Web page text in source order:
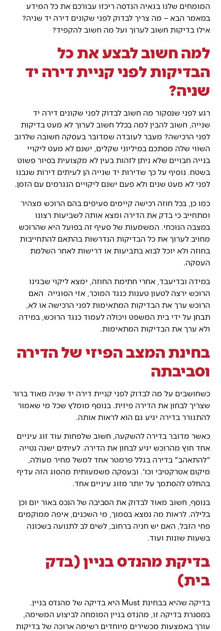
המומחים שלנו בגאיה הנדסה ריכזו עבורכם את כל המידע
במאמר הבא – מה צריך לבדוק לפני שקונים דירה יד שניה?
אילו בדיקות חשוב לערוך ועל מה חשוב להקפיד?
למה חשוב לבצע את כל
הבדיקות לפני קניית דירה יד
שניה?
רגע לפני שנסקור מה חשוב לבדוק לפני שקונים דירה יד
שנייה, חשוב להבין למה בכלל חשוב לערוך לא מעט בדיקות
לפני הרכישה? מעבר לעובדה שמדובר בעסקה חשובה שלרוב
השווי שלה מסתכם במיליוני שקלים, ישנם לא מעט ליקויי
בנייה חבויים שלא ניתן לזהות בעין לא מקצועית בסיור פשוט
בשטח. נוסיף על כך שדירות יד שנייה הן לעיתים דירות שנבנו
לפני לא מעט שנים ולא פעם ישנם ליקויים הנגרמים עם הזמן.
כמו כן, בכל חוזה רכישה קיימים סעיפים בהם הרוכש מצהיר
ומתחייב כי בדק את הדירה ומצא אותה לשביעות רצונו
במצבה הנוכחי. המשמעות של סעיף זה בפועל היא שהרוכש
מחויב לערוך את כל הבדיקות הנדרשות בהתאם להתחייבות
בחוזה ולא יוכל לבוא בתביעות או דרישות לאחר השלמת
העסקה.
במידה ובדיעבד, אחרי חתימת החוזה, ימצא ליקוי שבגינו
הרוכש ירצה לטעון טענות כנגד המוכר, אזי הסוגייה האם
הרוכש ערך את הבדיקות המתאימות לפני הרכישה או לא,
תבחן על ידי בית המשפט ויכולה לעמוד כנגד הרוכש, במידה
ולא ערך את הבדיקות המתאימות.
בחינת המצב הפיזי של הדירה
וסביבתה
כשחושבים על מה לבדוק לפני קניית דירה יד שניה מאוד ברור
שצריך לבחון את הדירה פיזית. בנוסף מומלץ שכל מי שאמור
להתגורר בדירה יגיע גם הוא לראות אותה.
כאשר מדובר בדירה להשקעה, חשוב שלפחות עוד זוג עיניים
אחד חוץ מהרוכש יגיע לבחון את הדירה. לעיתים ישנה נטייה
"להתאהב" בדירה בגלל פרמטר אחד למשל מחיר מעולה,
מיקום אטרקטיבי וכו'. ובעסקה משמעותית מהסוג הזה עדיף
בהחלט להסתמך על יותר מזוג עיניים אחד.
בנוסף, חשוב מאוד לבדוק את הסביבה של הנכס באור יום וכן
בלילה. לראות מה נמצא בסמוך, מי השכנים, איפה ממוקמים
פחי הזבל, האם יש חניה ברחוב, לשים לב לתנועה בשכונה
בשעות שונות ועוד.
בדיקת מהנדס בניין (בדק
בית)
בדיקה שהיא בבחינת Must היא בדיקה של מהנדס בניין.
במסגרת בדיקה זו, מהנדס בניין המומחה לביצוע המשימה,
עורך באמצעות מכשירים מיוחדים רשימה ארוכה של בדיקות